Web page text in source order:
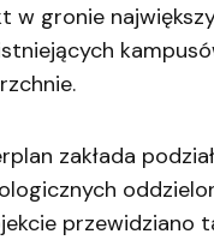
w gronie
zakłada
przewidziano